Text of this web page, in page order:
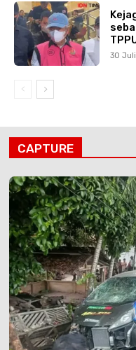
30
CAPTURE